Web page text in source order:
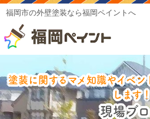
福岡市の外壁塗装なら福岡ペイントへ
塗装に関するマメ知識やイベ
します
現場ブ